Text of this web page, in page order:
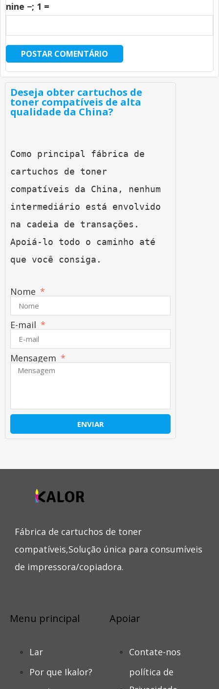
nine −; 1 =
Deseja obter cartuchos de
toner compatíveis de alta
qualidade da China?
Como principal fábrica de
cartuchos de toner
compatíveis da China, nenhum
intermediário está envolvido
na cadeia de transações.
Apoiá-lo todo o caminho até
que você consiga.
Nome
E-mail
Mensagem
ENVIAR
Fábrica de cartuchos de toner
compatíveis,Solução única para consumíveis
de impressora/copiadora.
Menu principal
Lar
Por que Ikalor?
Apoiar
Contate-nos
política de